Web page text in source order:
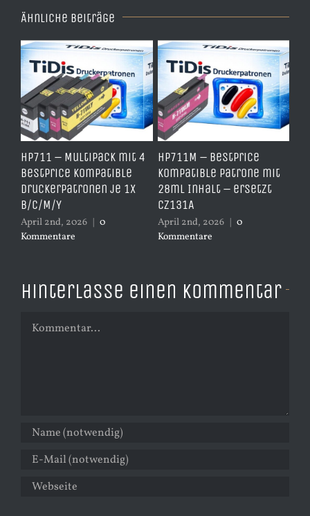
Ähnliche Beiträge
HP711 – Multipack mit 4
BestPrice kompatible
Druckerpatronen je 1x
B/C/M/Y
April 2nd, 2026 | 0
Kommentare
HP711M – BestPrice
kompatible Patrone mit
28ml Inhalt – ersetzt
CZ131A
April 2nd, 2026 | 0
Kommentare
Hinterlasse einen Kommentar
Kommentar